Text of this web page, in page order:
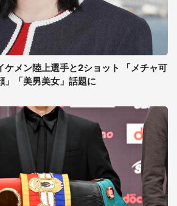
ケメン陸上選手と2ショット 「メチャ可
」「美男美女」話題に